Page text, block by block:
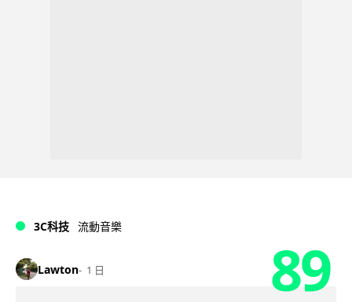
3C科技 流動音樂
Lawton 1 日 89